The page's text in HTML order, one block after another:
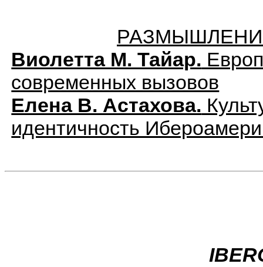
Виолетта М. Тайар.
современных вызовов
Елена В. Астахова.
идентичность